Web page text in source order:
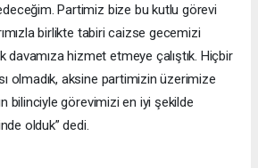
Partimiz bize bu kutlu görevi
birlikte tabiri caizse gecemizi
hizmet etmeye çalıştık. Hiçbir
olmadık, aksine partimizin üzerimize
bilinciyle görevimizi en iyi şekilde
olduk” dedi.